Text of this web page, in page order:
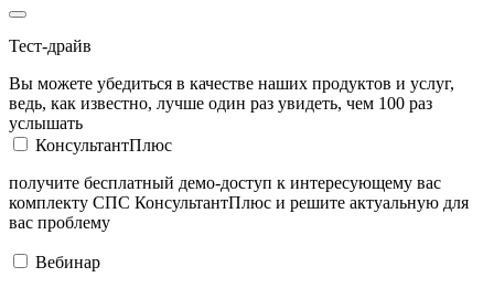
Тест-драйв
Вы можете убедиться в качестве наших продуктов и услуг,
ведь, как известно, лучше один раз увидеть, чем 100 раз
услышать
КонсультантПлюс
получите бесплатный демо-доступ к интересующему вас
комплекту СПС КонсультантПлюс и решите актуальную для
вас проблему
Вебинар